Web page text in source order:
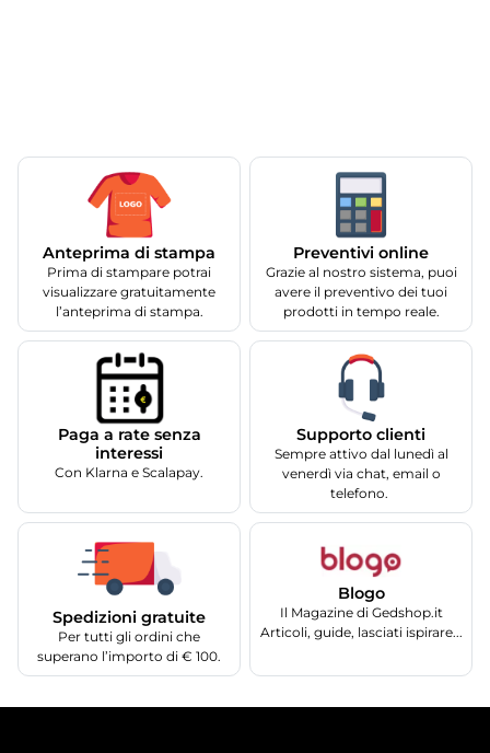
Anteprima di stampa
Prima di stampare potrai
visualizzare gratuitamente
l’anteprima di stampa.
Preventivi online
Grazie al nostro sistema, puoi
avere il preventivo dei tuoi
prodotti in tempo reale.
Paga a rate senza
interessi
Con Klarna e Scalapay.
Supporto clienti
Sempre attivo dal lunedì al
venerdì via chat, email o
telefono.
Spedizioni gratuite
Per tutti gli ordini che
superano l’importo di € 100.
Blogo
Il Magazine di Gedshop.it
Articoli, guide, lasciati ispirare...